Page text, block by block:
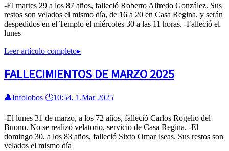
-El martes 29 a los 87 años, falleció Roberto Alfredo González. Sus
restos son velados el mismo día, de 16 a 20 en Casa Regina, y serán
despedidos en el Templo el miércoles 30 a las 11 horas. -Falleció el
lunes
Leer artículo completo▸
FALLECIMIENTOS DE MARZO 2025
👤Infolobos 🕔10:54, 1.Mar 2025
-El lunes 31 de marzo, a los 72 años, falleció Carlos Rogelio del
Buono. No se realizó velatorio, servicio de Casa Regina. -El
domingo 30, a los 83 años, falleció Sixto Omar Iseas. Sus restos son
velados el mismo día